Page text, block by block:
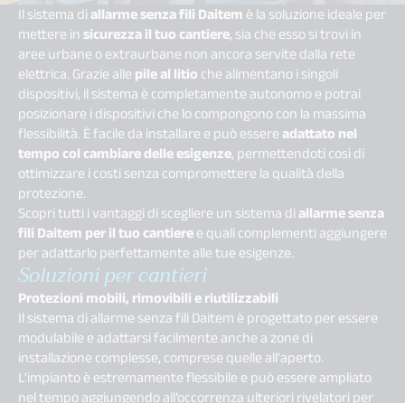
Il sistema diallarme senza fili Daitemè la soluzione ideale per
mettere insicurezza il tuo cantiere, sia che esso si trovi in
aree urbane o extraurbane non ancora servite dalla rete
elettrica. Grazie allepile al litioche alimentano i singoli
dispositivi, il sistema è completamente autonomo e potrai
posizionare i dispositivi che lo compongono con la massima
flessibilità. È facile da installare e può essereadattato nel
tempo col cambiare delle esigenze, permettendoti così di
ottimizzare i costi senza compromettere la qualità della
protezione.
Scopri tutti i vantaggi di scegliere un sistema diallarme senza
fili Daitem per il tuo cantieree quali complementi aggiungere
per adattarlo perfettamente alle tue esigenze.
Soluzioni per cantieri
Protezioni mobili, rimovibili e riutilizzabili
Il sistema di allarme senza fili Daitem è progettato per essere
modulabile e adattarsi facilmente anche a zone di
installazione complesse, comprese quelle all'aperto.
L'impianto è estremamente flessibile e può essere ampliato
nel tempo aggiungendo all’occorrenza ulteriori rivelatori per